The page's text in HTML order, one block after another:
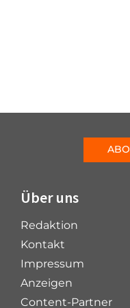
Über uns
Redaktion
Kontakt
Impressum
Anzeigen
Content-Partner
ABO